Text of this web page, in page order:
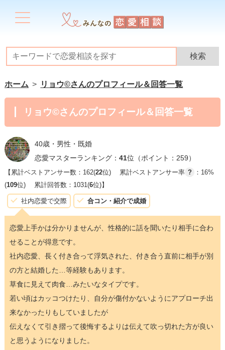
ホーム リョウ©️さんのプロフィール＆回答一覧
リョウ©️さんのプロフィール＆回答一覧
40歳・男性・既婚
恋愛マスターランキング： 41位（ポイント：259）
【累計ベストアンサー数：162(22位) 累計ベストアンサー率 ?
：16%
(109位) 累計回答数：1031(6位)】
社内恋愛で交際 合コン・紹介で成婚
恋愛上手かは分かりませんが、性格的に話を聞いたり相手に合わ
せることが得意です。
社内恋愛、長く付き合って浮気された、付き合う直前に相手が別
の方と結婚した…等経験もあります。
草食に見えて肉食…みたいなタイプです。
若い頃はカッコつけたり、自分が傷付かないようにアプローチ出
来なかったりもしていましたが
伝えなくて引き摺って後悔するよりは伝えて吹っ切れた方が良い
と思うようになりました。